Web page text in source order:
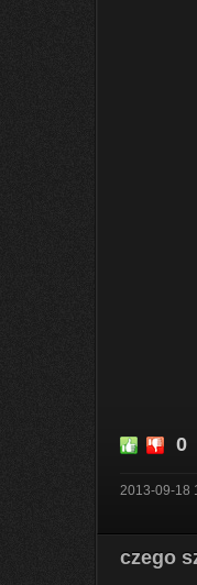
0
2013-09-18
czego